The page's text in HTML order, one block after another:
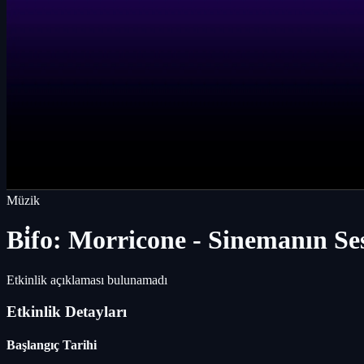
Müzik
Bi̇fo: Morricone - Sinemanın
Etkinlik açıklaması bulunamadı
Etkinlik Detayları
Başlangıç Tarihi